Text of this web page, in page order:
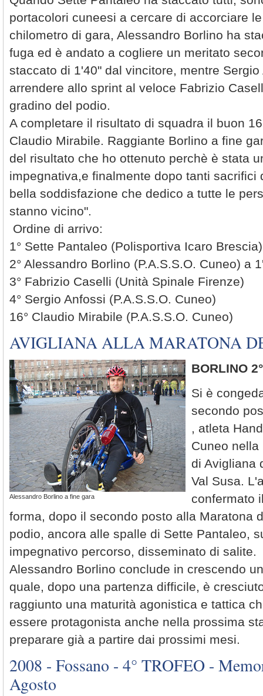
portacolori cuneesi a cercare di accorciare
chilometro di gara, Alessandro Borlino ha
fuga ed è andato a cogliere un meritato
staccato di 1'40" dal vincitore, mentre
arrendere allo sprint al veloce Fabrizio
gradino del podio.
A completare il risultato di squadra il buon
Claudio Mirabile. Raggiante Borlino a fine
del risultato che ho ottenuto perchè è stata
impegnativa,e finalmente dopo tanti sacrifici
bella soddisfazione che dedico a tutte le
stanno vicino".
Ordine di arrivo:
1° Sette Pantaleo (Polisportiva Icaro
2° Alessandro Borlino (P.A.S.S.O. Cuneo) a
3° Fabrizio Caselli (Unità Spinale Firenze)
4° Sergio Anfossi (P.A.S.S.O. Cuneo)
16° Claudio Mirabile (P.A.S.S.O. Cuneo)
AVIGLIANA ALLA MARATONA
Alessandro Borlino a fine gara
BORLINO
Si è
secondo
, atleta
Cuneo
di Avigliana
Val Susa.
confermato
forma, dopo il secondo posto alla Maratona
podio, ancora alle spalle di Sette Pantaleo,
impegnativo percorso, disseminato di salite.
Alessandro Borlino conclude in crescendo
quale, dopo una partenza difficile, è
raggiunto una maturità agonistica e tattica
essere protagonista anche nella prossima
preparare già a partire dai prossimi mesi.
2008 - Fossano - 4° TROFEO -
Agosto